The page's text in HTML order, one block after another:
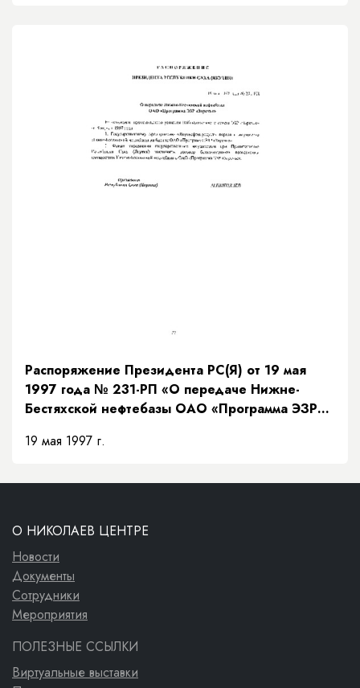
Распоряжение Президента РС(Я) от 19 мая
1997 года № 231-РП «О передаче Нижне-
Бестяхской нефтебазы ОАО «Программа ЭЗР
19 мая 1997 г.
О НИКОЛАЕВ ЦЕНТРЕ
Новости
Документы
Сотрудники
Мероприятия
ПОЛЕЗНЫЕ ССЫЛКИ
Виртуальные выставки